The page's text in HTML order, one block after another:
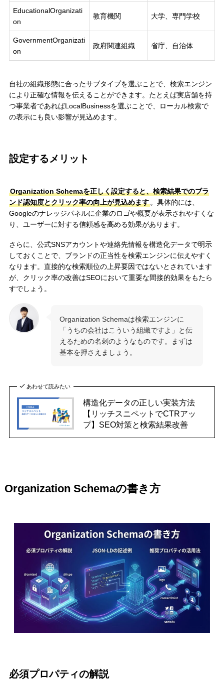
EducationalOrganizati
on
教育機関 大学、専門学校
GovernmentOrganizati
on
政府関連組織 省庁、自治体
自社の組織形態に合ったサブタイプを選ぶことで、検索エンジン
により正確な情報を伝えることができます。たとえば実店舗を持
つ事業者であればLocalBusinessを選ぶことで、ローカル検索で
の表示にも良い影響が見込めます。
設定するメリット
Organization Schemaを正しく設定すると、検索結果でのブラ
ンド認知度とクリック率の向上が見込めます。具体的には、
Googleのナレッジパネルに企業のロゴや概要が表示されやすくな
り、ユーザーに対する信頼感を高める効果があります。
さらに、公式SNSアカウントや連絡先情報を構造化データで明示
しておくことで、ブランドの正当性を検索エンジンに伝えやすく
なります。直接的な検索順位の上昇要因ではないとされています
が、クリック率の改善はSEOにおいて重要な間接的効果をもたら
すでしょう。
Organization Schemaは検索エンジンに
「うちの会社はこういう組織ですよ」と伝
えるための名刺のようなものです。まずは
基本を押さえましょう。
あわせて読みたい
構造化データの正しい実装方法
【リッチスニペットでCTRアッ
プ】SEO対策と検索結果改善
Organization Schemaの書き方
必須プロパティの解説